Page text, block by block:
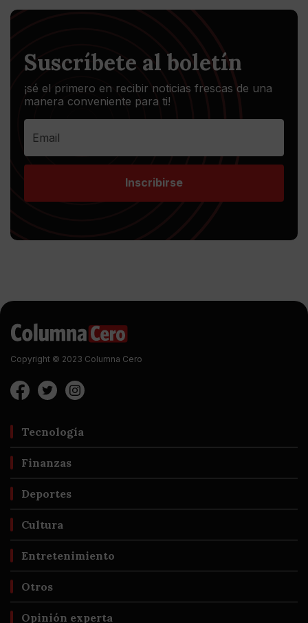
Suscríbete al boletín
¡sé el primero en recibir noticias frescas de una
manera conveniente para ti!
Inscribirse
Copyright © 2023 Columna Cero
Tecnología
Finanzas
Deportes
Cultura
Entretenimiento
Otros
Opinión experta